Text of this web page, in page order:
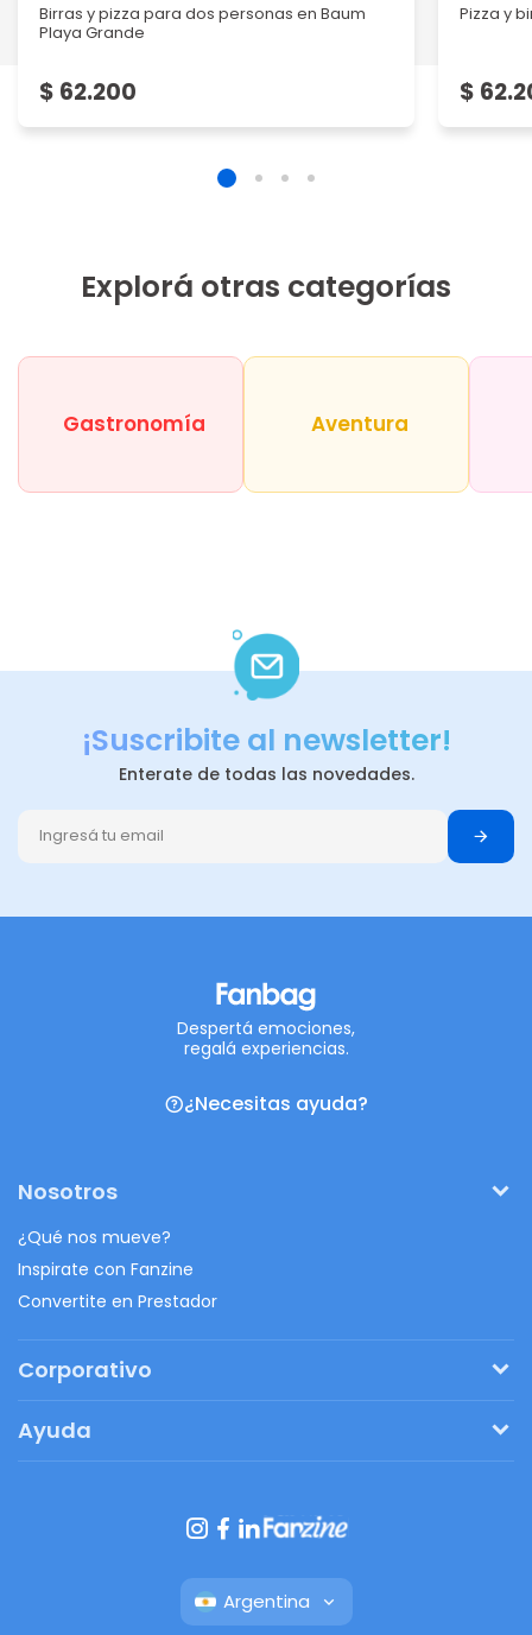
Birras y pizza para dos personas en Baum
Playa Grande
$ 62.200
Pizza y
$
Explorá otras categorías
Gastronomía Aventura
¡Suscribite al newsletter!
Enterate de todas las novedades.
Despertá emociones,
regalá experiencias.
¿Necesitas ayuda?
Nosotros
¿Qué nos mueve?
Inspirate con Fanzine
Convertite en Prestador
Corporativo
Regalos originales
Ayuda
Botón de arrepentimiento
Argentina